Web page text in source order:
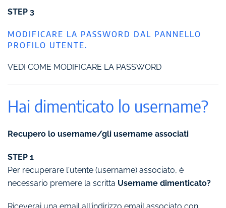
STEP 3
MODIFICARE LA PASSWORD DAL PANNELLO
PROFILO UTENTE.
VEDI COME MODIFICARE LA PASSWORD
Hai dimenticato lo username?
Recupero lo username/gli username associati
STEP 1
Per recuperare l'utente (username) associato, è
necessario premere la scritta Username dimenticato?